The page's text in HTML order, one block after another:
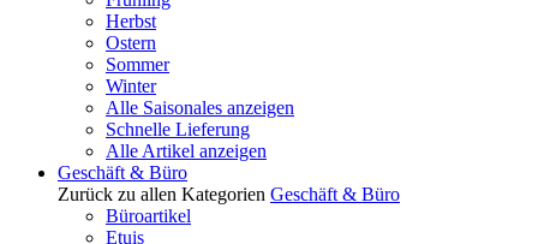
Herbst
Ostern
Sommer
Winter
Alle Saisonales anzeigen
Schnelle Lieferung
Alle Artikel anzeigen
Geschäft & Büro
Zurück zu allen Kategorien Geschäft & Büro
Büroartikel
Etuis